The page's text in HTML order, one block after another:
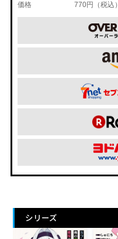
価格
770円（税込）
シリーズ